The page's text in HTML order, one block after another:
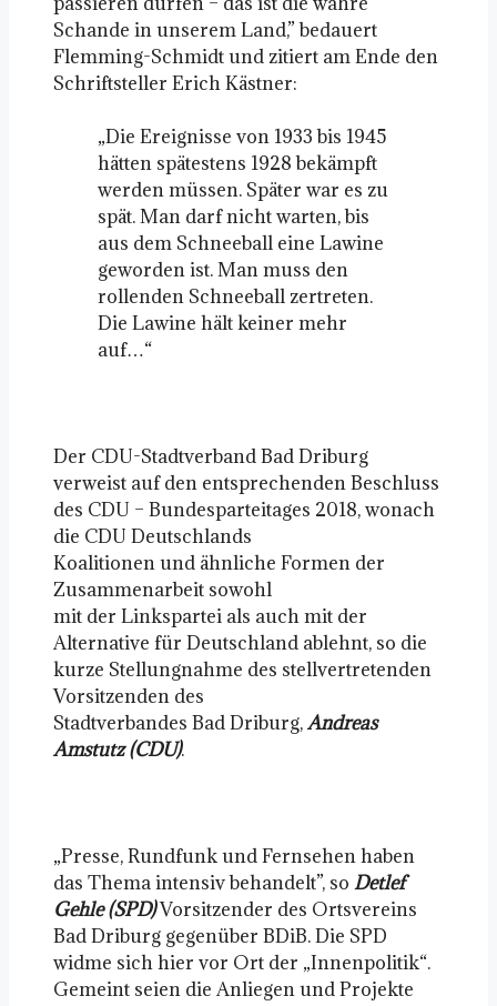
Schande in unserem Land,” bedauert
Flemming-Schmidt und zitiert am Ende den
Schriftsteller Erich Kästner:
„Die Ereignisse von 1933 bis 1945
hätten spätestens 1928 bekämpft
werden müssen. Später war es zu
spät. Man darf nicht warten, bis
aus dem Schneeball eine Lawine
geworden ist. Man muss den
rollenden Schneeball zertreten.
Die Lawine hält keiner mehr
auf…“
Der CDU-Stadtverband Bad Driburg
verweist auf den entsprechenden Beschluss
des CDU – Bundesparteitages 2018, wonach
die CDU Deutschlands
Koalitionen und ähnliche Formen der
Zusammenarbeit sowohl
mit der Linkspartei als auch mit der
Alternative für Deutschland ablehnt, so die
kurze Stellungnahme des stellvertretenden
Vorsitzenden des
Stadtverbandes Bad Driburg,Andreas
Amstutz (CDU).
„Presse, Rundfunk und Fernsehen haben
das Thema intensiv behandelt”, so Detlef
Gehle (SPD)Vorsitzender des Ortsvereins
Bad Driburg gegenüber BDiB. Die SPD
widme sich hier vor Ort der „Innenpolitik“.
Gemeint seien die Anliegen und Projekte